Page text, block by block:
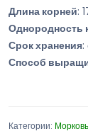
Длина корней:
Однородность
Срок хранения:
Способ
Категории: Морковь